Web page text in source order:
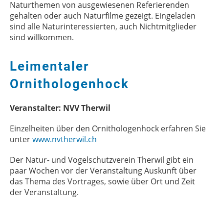
Naturthemen von ausgewiesenen Referierenden
gehalten oder auch Naturfilme gezeigt. Eingeladen
sind alle Naturinteressierten, auch Nichtmitglieder
sind willkommen.
Leimentaler
Ornithologenhock
Veranstalter: NVV Therwil
Einzelheiten über den Ornithologenhock erfahren Sie
unterwww.nvtherwil.ch
Der Natur- und Vogelschutzverein Therwil gibt ein
paar Wochen vor der Veranstaltung Auskunft über
das Thema des Vortrages, sowie über Ort und Zeit
der Veranstaltung.